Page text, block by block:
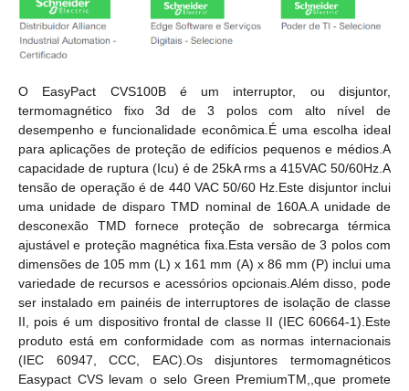
O EasyPact CVS100B é um interruptor, ou disjuntor,
termomagnético fixo 3d de 3 polos com alto nível de
desempenho e funcionalidade econômica.É uma escolha ideal
para aplicações de proteção de edifícios pequenos e médios.A
capacidade de ruptura (Icu) é de 25kA rms a 415VAC 50/60Hz.A
tensão de operação é de 440 VAC 50/60 Hz.Este disjuntor inclui
uma unidade de disparo TMD nominal de 160A.A unidade de
desconexão TMD fornece proteção de sobrecarga térmica
ajustável e proteção magnética fixa.Esta versão de 3 polos com
dimensões de 105 mm (L) x 161 mm (A) x 86 mm (P) inclui uma
variedade de recursos e acessórios opcionais.Além disso, pode
ser instalado em painéis de interruptores de isolação de classe
II, pois é um dispositivo frontal de classe II (IEC 60664-1).Este
produto está em conformidade com as normas internacionais
(IEC 60947, CCC, EAC).Os disjuntores termomagnéticos
Easypact CVS levam o selo Green PremiumTM,,que promete